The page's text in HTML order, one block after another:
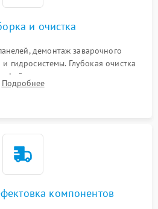
и очистка
демонтаж заварочного
и гидросистемы. Глубокая очистка
масел, жмыха и накипи.
и фильтров с использованием
Подробнее
компонентов